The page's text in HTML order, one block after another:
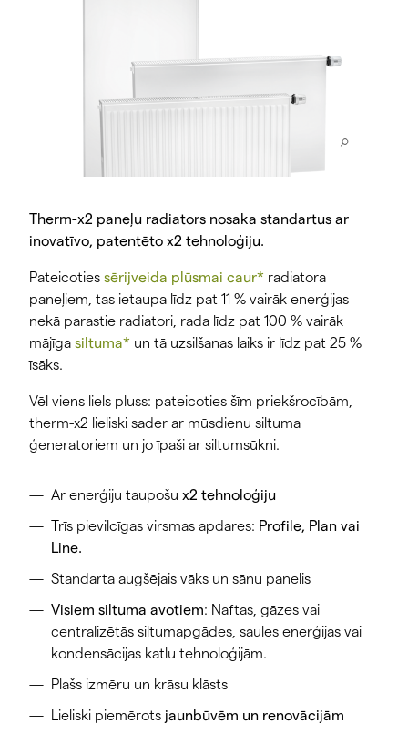
Therm-x2 paneļu radiators nosaka standartus ar
inovatīvo, patentēto x2 tehnoloģiju.
Pateicoties sērijveida plūsmai caur* radiatora
paneļiem, tas ietaupa līdz pat 11 % vairāk enerģijas
nekā parastie radiatori, rada līdz pat 100 % vairāk
mājīga siltuma* un tā uzsilšanas laiks ir līdz pat 25 %
īsāks.
Vēl viens liels pluss: pateicoties šīm priekšrocībām,
therm-x2 lieliski sader ar mūsdienu siltuma
ģeneratoriem un jo īpaši ar siltumsūkni.
Ar enerģiju taupošu x2 tehnoloģiju
Trīs pievilcīgas virsmas apdares: Profile, Plan vai
Line.
Standarta augšējais vāks un sānu panelis
Visiem siltuma avotiem: Naftas, gāzes vai
centralizētās siltumapgādes, saules enerģijas vai
kondensācijas katlu tehnoloģijām.
Plašs izmēru un krāsu klāsts
Lieliski piemērots jaunbūvēm un renovācijām